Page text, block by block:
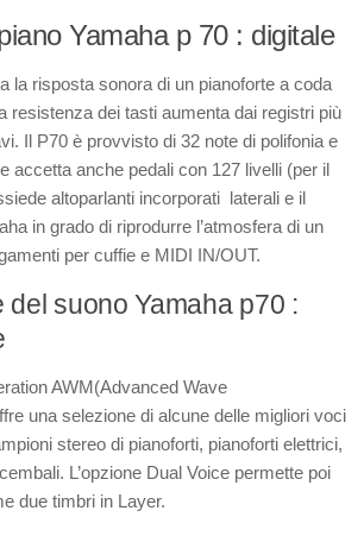
Yamaha p 70 : digitale
la risposta sonora di un pianoforte a coda
resistenza dei tasti aumenta dai registri più
Il P70 è provvisto di 32 note di polifonia e
accetta anche pedali con 127 livelli (per il
altoparlanti incorporati laterali e il
in grado di riprodurre l’atmosfera di un
per cuffie e MIDI IN/OUT.
del suono Yamaha p70 :
AWM(Advanced Wave
una selezione di alcune delle migliori voci
stereo di pianoforti, pianoforti elettrici,
L’opzione Dual Voice permette poi
due timbri in Layer.